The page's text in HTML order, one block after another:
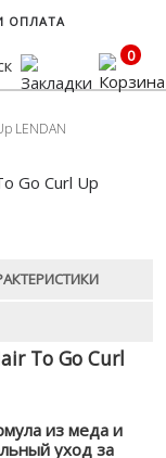
ОПЛАТА
0
LENDAN
To Go Curl
из меда и
уход за